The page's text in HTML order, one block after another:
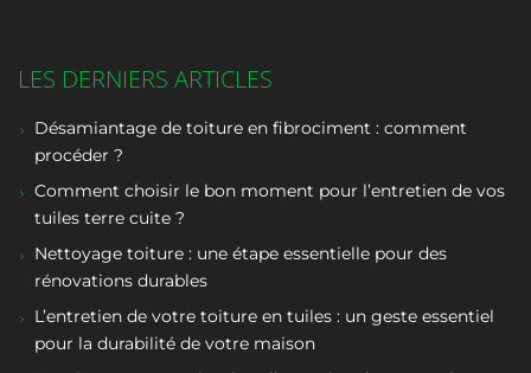
LES DERNIERS ARTICLES
Désamiantage de toiture en fibrociment : comment
procéder ?
Comment choisir le bon moment pour l’entretien de vos
tuiles terre cuite ?
Nettoyage toiture : une étape essentielle pour des
rénovations durables
L’entretien de votre toiture en tuiles : un geste essentiel
pour la durabilité de votre maison